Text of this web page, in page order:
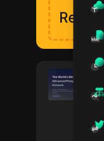
Remise